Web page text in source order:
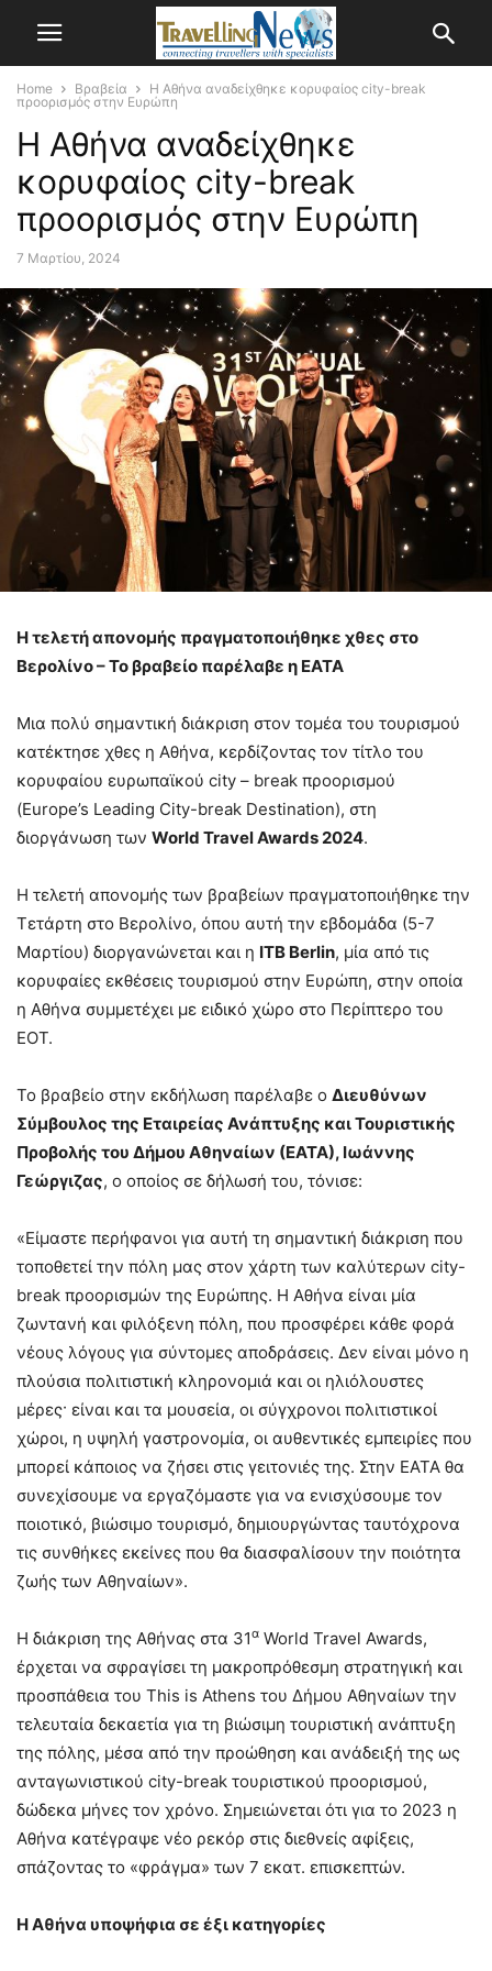
Home Βραβεία
Η Αθήνα αναδείχθηκε κορυφαίος city-break
προορισμός στην Ευρώπη
Η Αθήνα αναδείχθηκε
κορυφαίος city-break
προορισμός στην Ευρώπη
7 Μαρτίου, 2024
Η τελετή απονομής πραγματοποιήθηκε χθες στο
Βερολίνο – Το βραβείο παρέλαβε η ΕΑΤΑ
Μια πολύ σημαντική διάκριση στον τομέα του τουρισμού
κατέκτησε χθες η Αθήνα, κερδίζοντας τον τίτλο του
κορυφαίου ευρωπαϊκού city – break προορισμού
(Europe’s Leading City-break Destination), στη
διοργάνωση των World Travel Awards2024.
Η τελετή απονομής των βραβείων πραγματοποιήθηκε την
Τετάρτη στο Βερολίνο, όπου αυτή την εβδομάδα (5-7
Μαρτίου) διοργανώνεται και η ITB Berlin, μία από τις
κορυφαίες εκθέσεις τουρισμού στην Ευρώπη, στην οποία
η Αθήνα συμμετέχει με ειδικό χώρο στο Περίπτερο του
ΕΟΤ.
Το βραβείο στην εκδήλωση παρέλαβε ο Διευθύνων
Σύμβουλος της Εταιρείας Ανάπτυξης και Τουριστικής
Προβολής του Δήμου Αθηναίων (ΕΑΤΑ), Ιωάννης
Γεώργιζας, ο οποίος σε δήλωσή του, τόνισε:
«Είμαστε περήφανοι για αυτή τη σημαντική διάκριση που
τοποθετεί την πόλη μας στον χάρτη των καλύτερων city-
break προορισμών της Ευρώπης. Η Αθήνα είναι μία
ζωντανή και φιλόξενη πόλη, που προσφέρει κάθε φορά
νέους λόγους για σύντομες αποδράσεις. Δεν είναι μόνο η
πλούσια πολιτιστική κληρονομιά και οι ηλιόλουστες
μέρες· είναι και τα μουσεία, οι σύγχρονοι πολιτιστικοί
χώροι, η υψηλή γαστρονομία, οι αυθεντικές εμπειρίες που
μπορεί κάποιος να ζήσει στις γειτονιές της. Στην ΕΑΤΑ θα
συνεχίσουμε να εργαζόμαστε για να ενισχύσουμε τον
ποιοτικό, βιώσιμο τουρισμό, δημιουργώντας ταυτόχρονα
τις συνθήκες εκείνες που θα διασφαλίσουν την ποιότητα
ζωής των Αθηναίων».
Η διάκριση της Αθήνας στα 31α World Travel Awards,
έρχεται να σφραγίσει τη μακροπρόθεσμη στρατηγική και
προσπάθεια του This is Athens του Δήμου Αθηναίων την
τελευταία δεκαετία για τη βιώσιμη τουριστική ανάπτυξη
της πόλης, μέσα από την προώθηση και ανάδειξή της ως
ανταγωνιστικού city-break τουριστικού προορισμού,
δώδεκα μήνες τον χρόνο. Σημειώνεται ότι για το 2023 η
Αθήνα κατέγραψε νέο ρεκόρ στις διεθνείς αφίξεις,
σπάζοντας το «φράγμα» των 7 εκατ. επισκεπτών.
Η Αθήνα υποψήφια σε έξι κατηγορίες